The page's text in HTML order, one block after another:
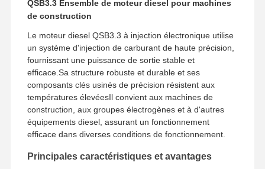
QSB3.3 Ensemble de moteur diesel pour machines
de construction
Le moteur diesel QSB3.3 à injection électronique utilise
un système d'injection de carburant de haute précision,
fournissant une puissance de sortie stable et
efficace.Sa structure robuste et durable et ses
composants clés usinés de précision résistent aux
températures élevéesIl convient aux machines de
construction, aux groupes électrogènes et à d'autres
équipements diesel, assurant un fonctionnement
efficace dans diverses conditions de fonctionnement.
Principales caractéristiques et avantages